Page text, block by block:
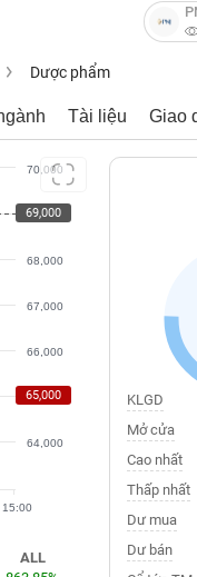
Dược phẩm
Tài liệu Giao
69,000
64,000
65,000
66,000
67,000
68,000
70,000
15:00
69,000
65,000
ALL
KLGD
Mở cửa
Cao nhất
Thấp nhất
Dư mua
Dư bán